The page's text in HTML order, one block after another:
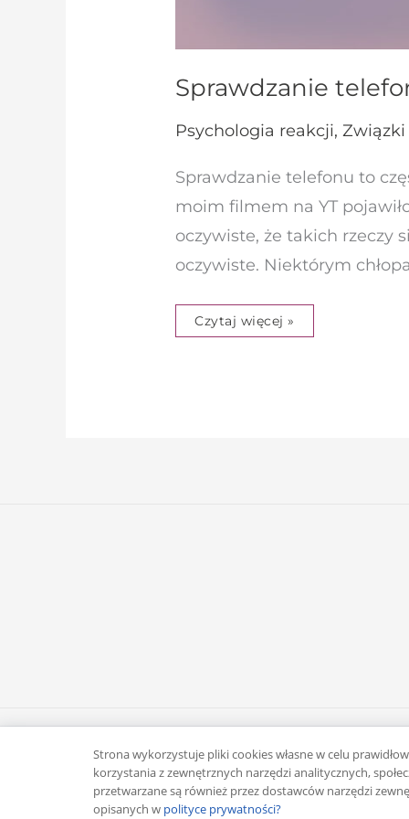
Sprawdzanie
Psychologia reakcji,Związki
Sprawdzanie telefonu to
moim filmem na YT
oczywiste, że takich rzeczy
oczywiste. Niektórym
Czytaj więcej »
Copyright © 2026 Rafał Żuber
Strona wykorzystuje pliki cookies własne w celu
korzystania z zewnętrznych narzędzi analitycznych,
przetwarzane są również przez dostawców narzędzi
opisanych w polityce prywatności?